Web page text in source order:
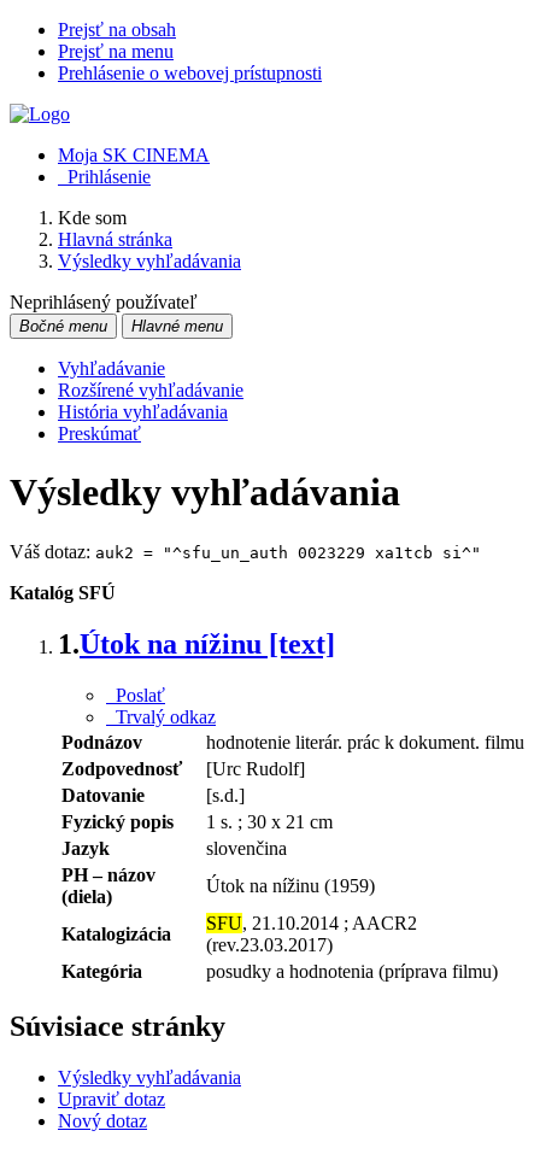
Prejsť na obsah
Prejsť na menu
Prehlásenie o webovej prístupnosti
Moja SK CINEMA
Prihlásenie
Kde som
Hlavná stránka
Výsledky vyhľadávania
Neprihlásený používateľ
Bočné menu Hlavné menu
Vyhľadávanie
Rozšírené vyhľadávanie
História vyhľadávania
Preskúmať
Výsledky vyhľadávania
Váš dotaz: auk2 = "^sfu_un_auth 0023229 xa1tcb si^"
Katalóg SFÚ
1.Útok na nížinu [text]
Poslať
Trvalý odkaz
Podnázov
hodnotenie literár. prác k dokument. filmu
Zodpovednosť
[Urc Rudolf]
Datovanie
[s.d.]
Fyzický popis
1 s. ; 30 x 21 cm
Jazyk
slovenčina
PH – názov
(diela)
Útok na nížinu (1959)
Katalogizácia
SFU, 21.10.2014 ; AACR2
(rev.23.03.2017)
Kategória
posudky a hodnotenia (príprava filmu)
Súvisiace stránky
Výsledky vyhľadávania
Upraviť dotaz
Nový dotaz